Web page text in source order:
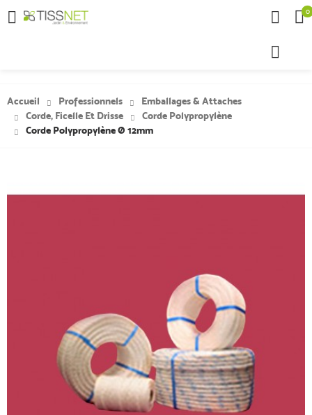
 0
Accueil Professionnels
Emballages & Attaches
Corde, Ficelle Et Drisse
Corde Polypropylène
Corde Polypropylène Ø 12mm